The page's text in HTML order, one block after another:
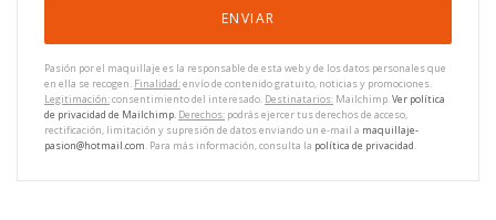
Pasión por el maquillaje es la responsable de esta web y de los datos personales que
en ella se recogen. Finalidad:envío de contenido gratuito, noticias y promociones.
Legitimación:consentimiento del interesado. Destinatarios: Mailchimp.Ver política
de privacidad de Mailchimp. Derechos: podrás ejercer tus derechos de acceso,
rectificación, limitación y supresión de datos enviando un e-mail a maquillaje-
pasion@hotmail.com. Para más información, consulta la política de privacidad.